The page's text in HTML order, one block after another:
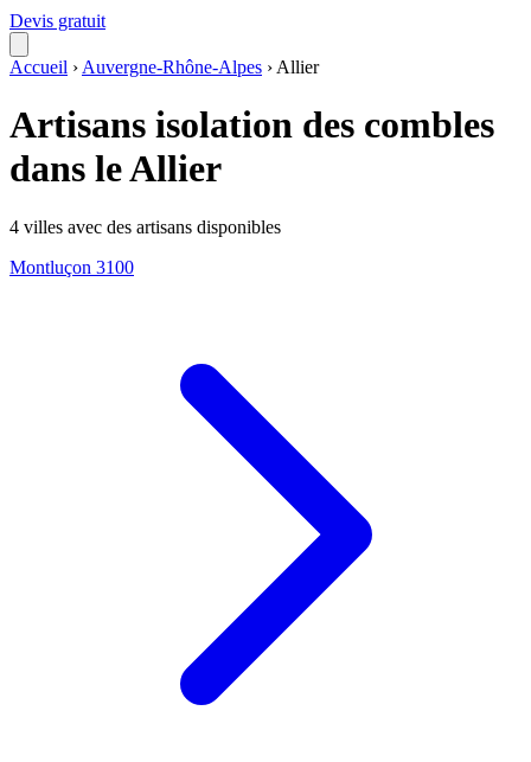
Devis gratuit
Accueil › Auvergne-Rhône-Alpes › Allier
Artisans isolation des combles
dans le Allier
4 villes avec des artisans disponibles
Montluçon 3100